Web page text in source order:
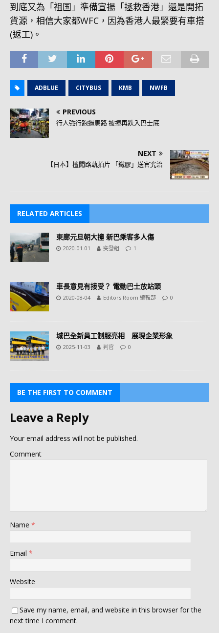
到底又為「祖国」準備宣揚「拯救香港」還是開拓
貨源，相信大家都WFC，因為香港人最緊要有車搭
(返工)。
ADBLUE CITYBUS KMB NWFB
PREVIOUS
行人強行跑過馬路 被撞再跌入巴士底
NEXT
【日本】擅闖路軌拍片 「鐵膠」送官究治
RELATED ARTICLES
東廊元旦朝大撞 新巴乘客多人傷
2020-01-01 突發組 1
車長意見有接受？ 電動巴士放站頭
2020-08-04 Editors Room 編輯部 0
城巴全新員工制服亮相 展現企業形象
2025-11-03 判官 0
BE THE FIRST TO COMMENT
Leave a Reply
Your email address will not be published.
Comment
Name *
Email *
Website
Save my name, email, and website in this browser for the
next time I comment.